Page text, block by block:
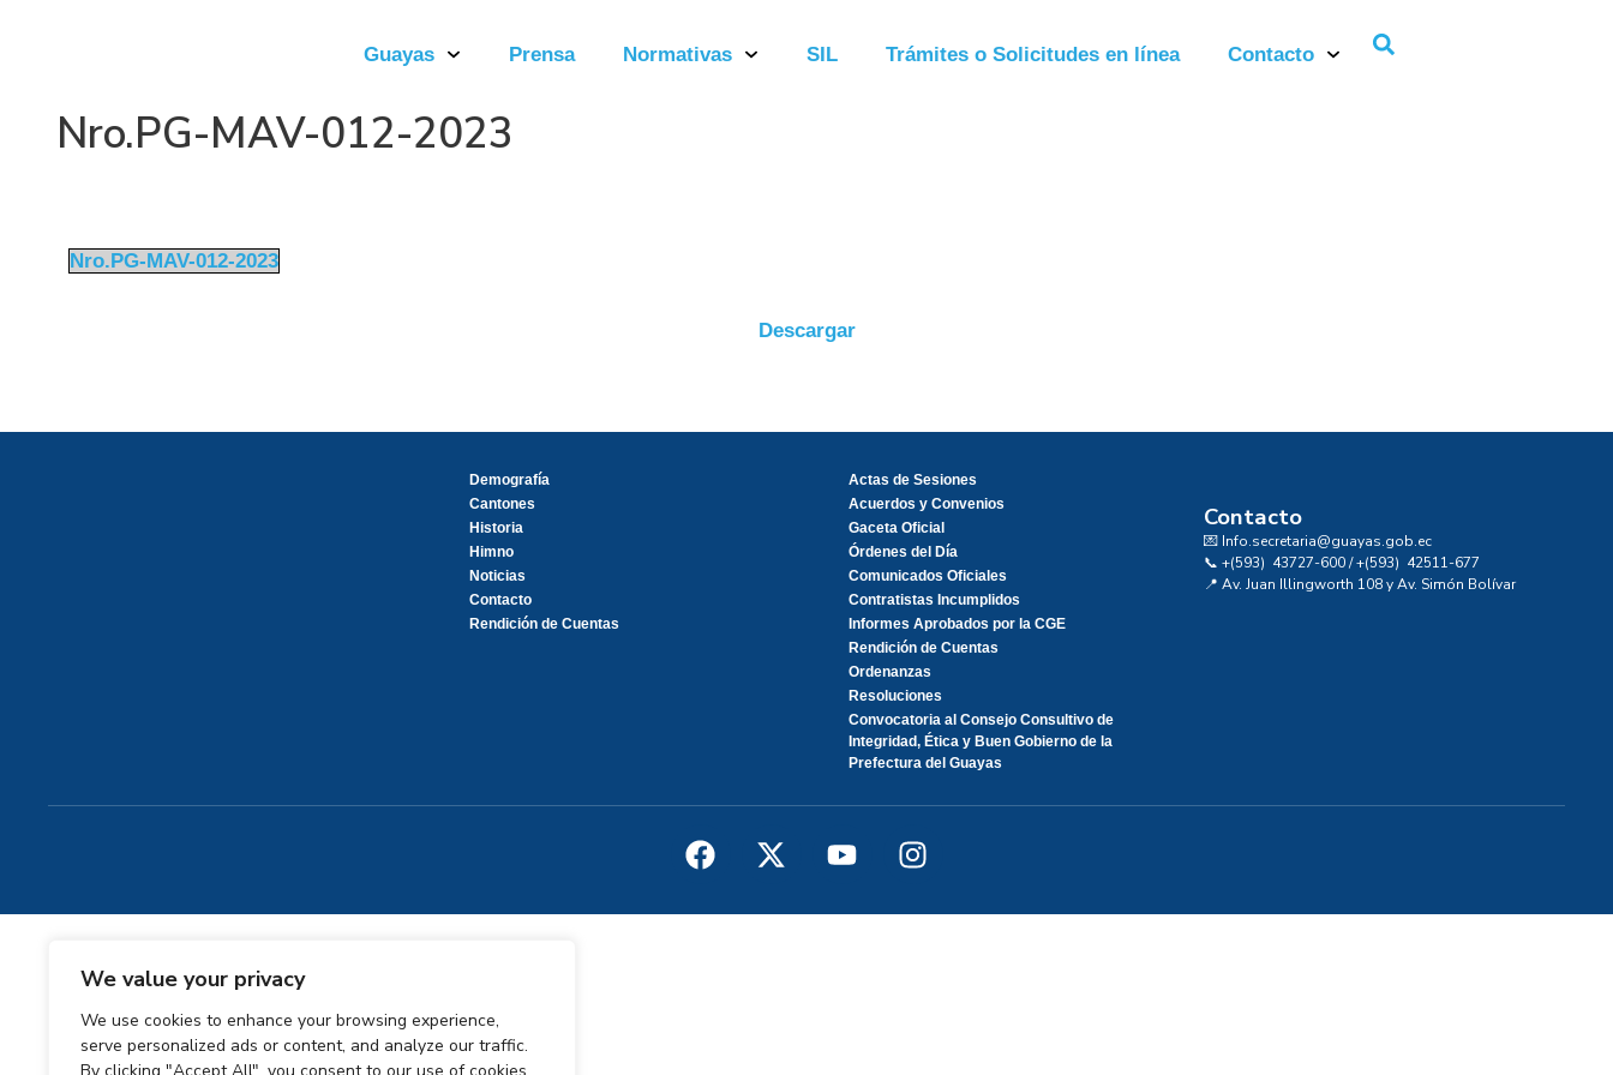
We value your privacy
We use cookies to enhance your browsing experience,
serve personalized ads or content, and analyze our traffic.
Guayas Prensa Normativas SIL Trámites o Solicitudes en línea Contacto
Nro.PG-MAV-012-2023
Nro.PG-MAV-012-2023
Descargar
Demografía
Cantones
Historia
Himno
Noticias
Contacto
Rendición de Cuentas
Actas de Sesiones
Acuerdos y Convenios
Gaceta Oficial
Órdenes del Día
Comunicados Oficiales
Contratistas Incumplidos
Informes Aprobados por la CGE
Rendición de Cuentas
Ordenanzas
Resoluciones
Convocatoria al Consejo Consultivo de
Integridad, Ética y Buen Gobierno de la
Prefectura del Guayas
Contacto
💌 Info.secretaria@guayas.gob.ec
📞 +(593) 43727-600 / +(593) 42511-677
📍 Av. Juan Illingworth 108 y Av. Simón Bolívar